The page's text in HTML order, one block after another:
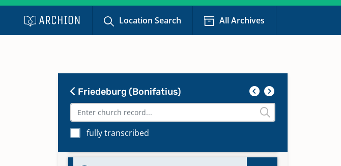
Location Search All Archives
Friedeburg (Bonifatius)
fully transcribed
Alphabetisches Namenverzeichnis
Taufen 1885-1971
Keine verfügbaren Digitalisate